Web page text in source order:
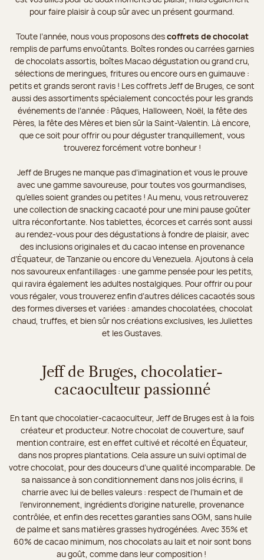
pour faire plaisir à coup sûr avec un présent gourmand.
Toute l’année, nous vous proposons descoffrets de chocolat
remplis de parfums envoûtants. Boîtes rondes ou carrées garnies
de chocolats assortis, boîtes Macao dégustation ou grand cru,
sélections de meringues, fritures ou encore ours en guimauve :
petits et grands seront ravis ! Les coffrets Jeff de Bruges, ce sont
aussi des assortiments spécialement concoctés pour les grands
événements de l’année : Pâques, Halloween, Noël, la fête des
Pères, la fête des Mères et bien sûr la Saint-Valentin. Là encore,
que ce soit pour offrir ou pour déguster tranquillement, vous
trouverez forcément votre bonheur !
Jeff de Bruges ne manque pas d’imagination et vous le prouve
avec une gamme savoureuse, pour toutes vos gourmandises,
qu’elles soient grandes ou petites ! Au menu, vous retrouverez
une collection de snacking cacaoté pour une mini pause goûter
ultra réconfortante. Nos tablettes, écorces et carrés sont aussi
au rendez-vous pour des dégustations à fondre de plaisir, avec
des inclusions originales et du cacao intense en provenance
d’Équateur, de Tanzanie ou encore du Venezuela. Ajoutons à cela
nos savoureux enfantillages : une gamme pensée pour les petits,
qui ravira également les adultes nostalgiques. Pour offrir ou pour
vous régaler, vous trouverez enfin d’autres délices cacaotés sous
des formes diverses et variées : amandes chocolatées, chocolat
chaud, truffes, et bien sûr nos créations exclusives, les Juliettes
et les Gustaves.
Jeff de Bruges, chocolatier-
cacaoculteur passionné
En tant que chocolatier-cacaoculteur, Jeff de Bruges est à la fois
créateur et producteur. Notre chocolat de couverture, sauf
mention contraire, est en effet cultivé et récolté en Équateur,
dans nos propres plantations. Cela assure un suivi optimal de
votre chocolat, pour des douceurs d’une qualité incomparable. De
sa naissance à son conditionnement dans nos jolis écrins, il
charrie avec lui de belles valeurs : respect de l’humain et de
l’environnement, ingrédients d’origine naturelle, provenance
contrôlée, et enfin des recettes garanties sans OGM, sans huile
de palme et sans matières grasses hydrogénées. Avec 35% et
60% de cacao minimum, nos chocolats au lait et noir sont bons
au goût, comme dans leur composition !